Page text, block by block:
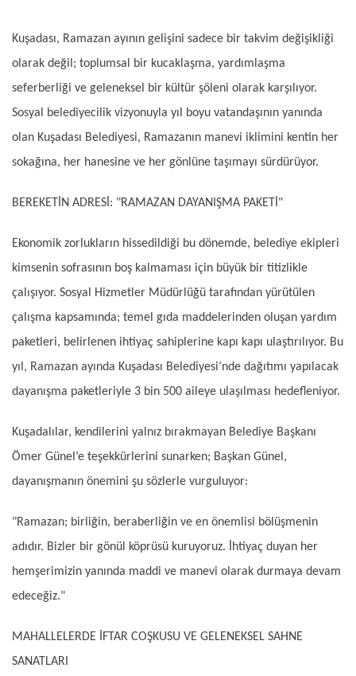
Kuşadası, Ramazan ayının gelişini sadece bir takvim değişikliği
olarak değil; toplumsal bir kucaklaşma, yardımlaşma
seferberliği ve geleneksel bir kültür şöleni olarak karşılıyor.
Sosyal belediyecilik vizyonuyla yıl boyu vatandaşının yanında
olan Kuşadası Belediyesi, Ramazanın manevi iklimini kentin her
sokağına, her hanesine ve her gönlüne taşımayı sürdürüyor.
BEREKETİN ADRESİ: "RAMAZAN DAYANIŞMA PAKETİ"
Ekonomik zorlukların hissedildiği bu dönemde, belediye ekipleri
kimsenin sofrasının boş kalmaması için büyük bir titizlikle
çalışıyor. Sosyal Hizmetler Müdürlüğü tarafından yürütülen
çalışma kapsamında; temel gıda maddelerinden oluşan yardım
paketleri, belirlenen ihtiyaç sahiplerine kapı kapı ulaştırılıyor. Bu
yıl, Ramazan ayında Kuşadası Belediyesi’nde dağıtımı yapılacak
dayanışma paketleriyle 3 bin 500 aileye ulaşılması hedefleniyor.
Kuşadalılar, kendilerini yalnız bırakmayan Belediye Başkanı
Ömer Günel’e teşekkürlerini sunarken; Başkan Günel,
dayanışmanın önemini şu sözlerle vurguluyor:
"Ramazan; birliğin, beraberliğin ve en önemlisi bölüşmenin
adıdır. Bizler bir gönül köprüsü kuruyoruz. İhtiyaç duyan her
hemşerimizin yanında maddi ve manevi olarak durmaya devam
edeceğiz."
MAHALLELERDE İFTAR COŞKUSU VE GELENEKSEL SAHNE
SANATLARI